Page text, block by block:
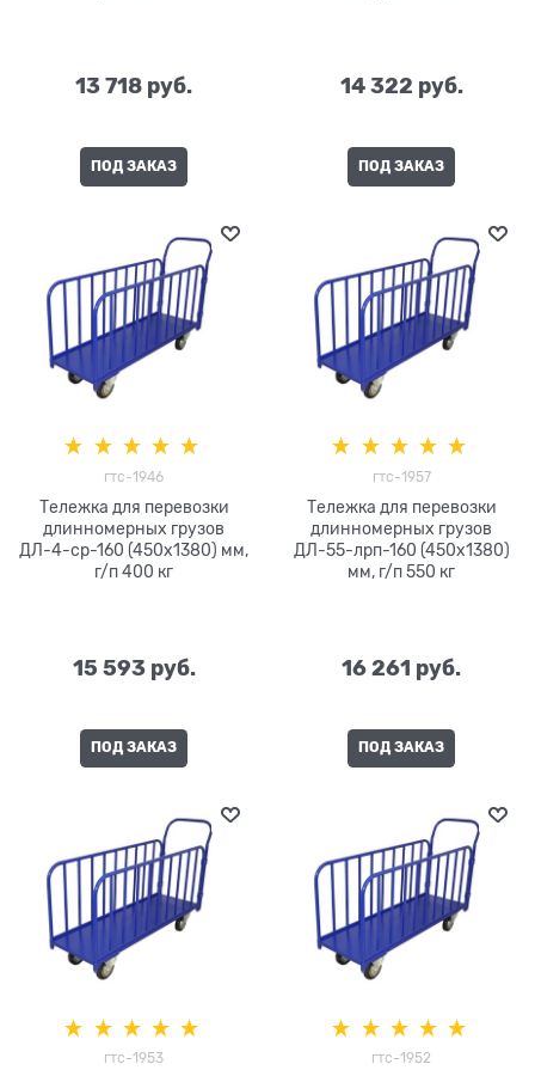
13 718 руб.
ПОД ЗАКАЗ
14 322 руб.
ПОД ЗАКАЗ
гтс-1946
Тележка для перевозки
длинномерных грузов
ДЛ-4-ср-160 (450х1380) мм,
г/п 400 кг
15 593 руб.
ПОД ЗАКАЗ
гтс-1957
Тележка для перевозки
длинномерных грузов
ДЛ-55-лрп-160 (450х1380)
мм, г/п 550 кг
16 261 руб.
ПОД ЗАКАЗ
гтс-1953 гтс-1952